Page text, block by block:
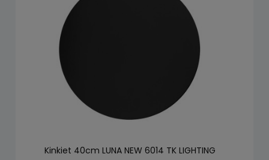
Kinkiet 40cm LUNA NEW 6014 TK LIGHTING